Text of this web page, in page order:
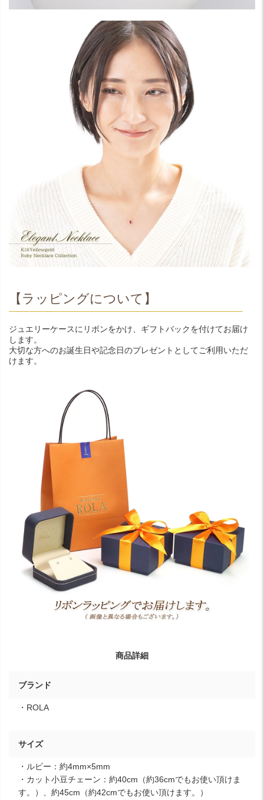
【ラッピングについて】
ジュエリーケースにリボンをかけ、ギフトバックを付けてお届け
します。
大切な方へのお誕生日や記念日のプレゼントとしてご利用いただ
けます。
商品詳細
ブランド
・ROLA
サイズ
・ルビー：約4mm×5mm
・カット小豆チェーン：約40cm（約36cmでもお使い頂けま
す。）、約45cm（約42cmでもお使い頂けます。）